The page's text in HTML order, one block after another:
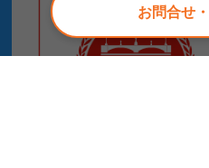
お問合せ